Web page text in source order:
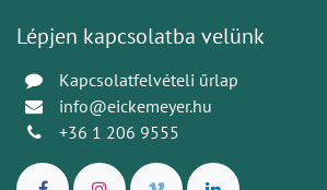
Lépjen kapcsolatba velünk
Kapcsolatfelvételi űrlap
info@eickemeyer.hu
+36 1 206 9555